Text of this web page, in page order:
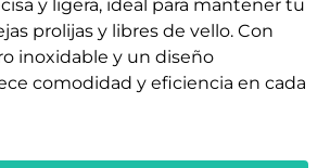
y ligera, ideal para mantener tu
prolijas y libres de vello. Con
inoxidable y un diseño
comodidad y eficiencia en cada